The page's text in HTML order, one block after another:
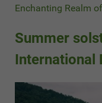
Enchanting Realm
Summer
International